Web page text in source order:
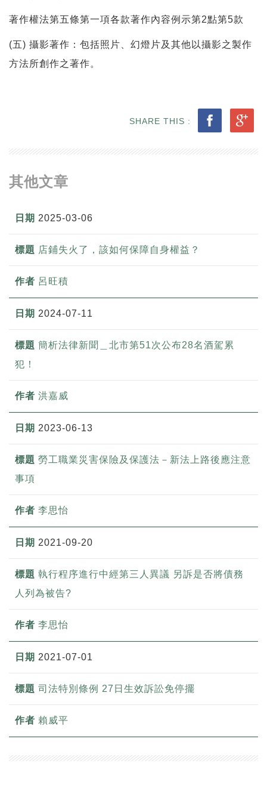
著作權法第五條第一項各款著作內容例示第2點第5款
(五) 攝影著作：包括照片、幻燈片及其他以攝影之製作
方法所創作之著作。
SHARE THIS :
其他文章
2025-03-06
店鋪失火了，該如何保障自身權益？
呂旺積
2024-07-11
簡析法律新聞＿北市第51次公布28名酒駕累
犯！
洪嘉威
2023-06-13
勞工職業災害保險及保護法－新法上路後應注意
事項
李思怡
2021-09-20
執行程序進行中經第三人異議 另訴是否將債務
人列為被告?
李思怡
2021-07-01
司法特別條例 27日生效訴訟免停擺
賴威平